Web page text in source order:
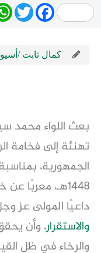
WhatsApp
TwitterFacebook
كمال ثابت /
بعث اللواء محمد
تهنئة إلى فخامة
الجمهورية،
1448هـ، معربًا
داعيًا المولى عز
والاستقرار، وأن
والرخاء في ظل